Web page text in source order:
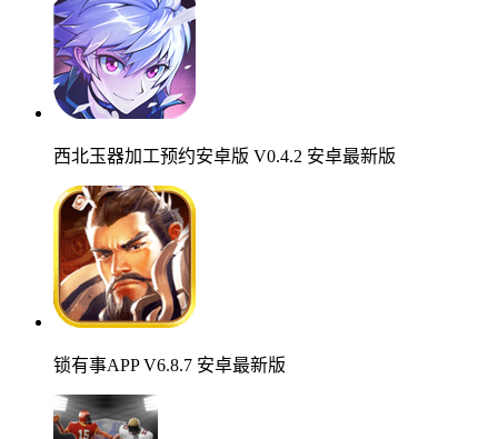
西北玉器加工预约安卓版 V0.4.2 安卓最新版
锁有事APP V6.8.7 安卓最新版